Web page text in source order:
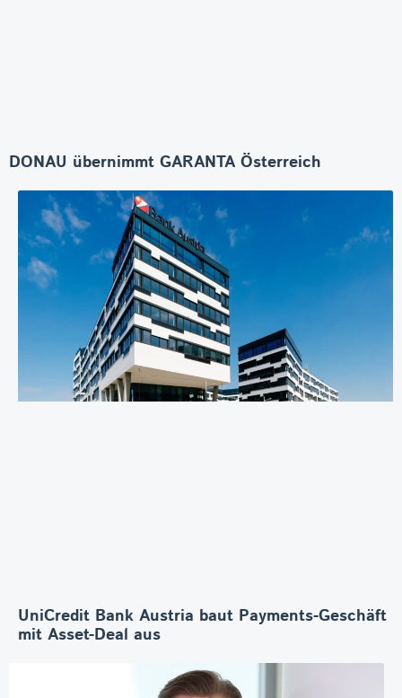
DONAU übernimmt GARANTA Österreich
UniCredit Bank Austria baut Payments-Geschäft
mit Asset-Deal aus